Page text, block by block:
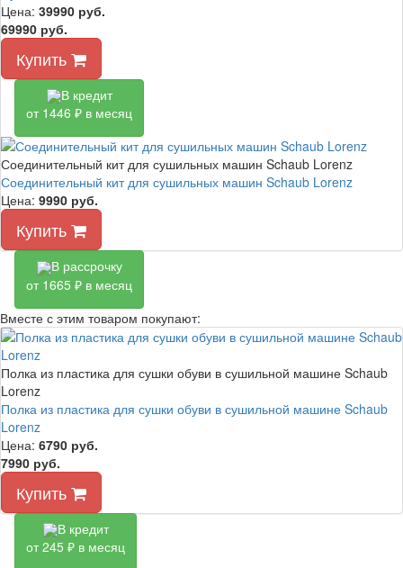
Цена: 39990 руб.
69990 руб.
Купить
В кредит
от 1446 ₽ в месяц
Соединительный кит для сушильных машин Schaub Lorenz
Соединительный кит для сушильных машин Schaub Lorenz
Цена: 9990 руб.
Купить
В рассрочку
от 1665 ₽ в месяц
Вместе с этим товаром покупают:
Полка из пластика для сушки обуви в сушильной машине Schaub
Lorenz
Полка из пластика для сушки обуви в сушильной машине Schaub
Lorenz
Цена: 6790 руб.
7990 руб.
Купить
В кредит
от 245 ₽ в месяц